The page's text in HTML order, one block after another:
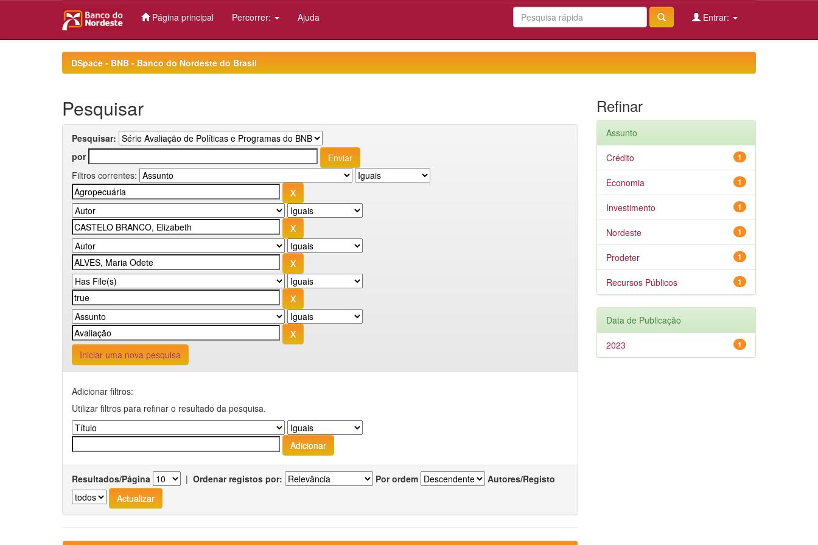
Página principal Percorrer: Ajuda Entrar:
DSpace - BNB - Banco do Nordeste do Brasil
Pesquisar
Pesquisar:
por
Filtros correntes:
Iniciar uma nova pesquisa
Adicionar filtros:
Utilizar filtros para refinar o resultado da pesquisa.
Resultados/Página | Ordenar registos por: Por ordem Autores/Registo
Refinar
Assunto
1
Crédito
1
Economia
1
Investimento
1
Nordeste
1
Prodeter
1
Recursos Públicos
Data de Publicação
1
2023